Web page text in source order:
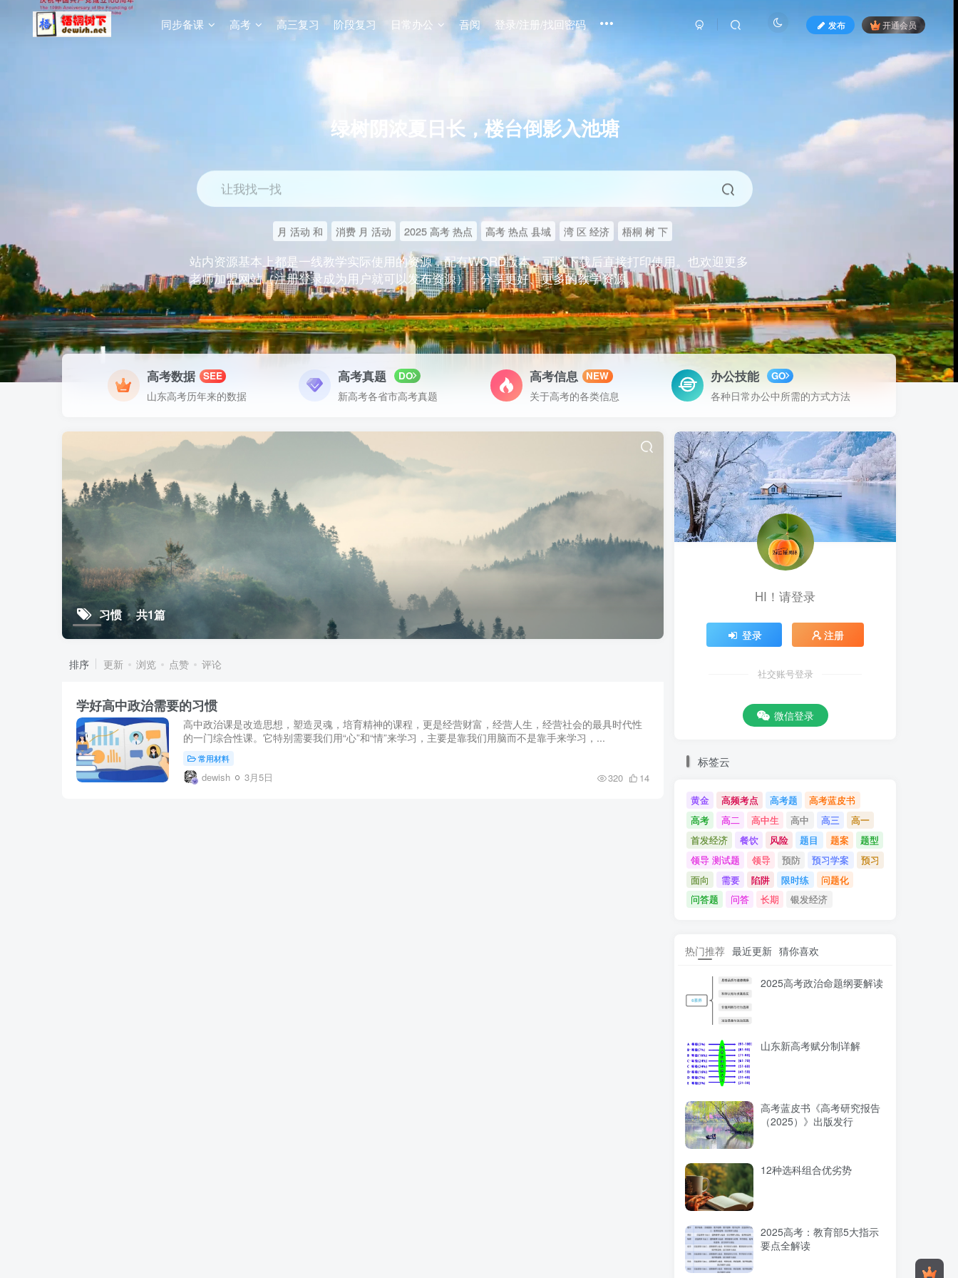
同步备课 高考 高三复习 阶段复习 日常办公 吾阅 登录/注册/找回密码 发布 开通会员
绿树阴浓夏日长，楼台倒影入池塘
让我找一找
月 活动 和 消费 月 活动 2025 高考 热点 高考 热点 县域 湾 区 经济 梧桐 树 下
站内资源基本上都是一线教学实际使用的资源，配有WORD版本，可以下载后直接打印使用。也欢迎更多
老师加盟网站（注册登录成为用户就可以发布资源），分享更好、更多的教学资源。
高考数据 SEE
山东高考历年来的数据
高考真题 DO
新高考各省市高考真题
高考信息 NEW
关于高考的各类信息
办公技能 GO
各种日常办公中所需的方式方法
习惯 共1篇
排序 更新 浏览 点赞 评论
学好高中政治需要的习惯
高中政治课是改造思想，塑造灵魂，培育精神的课程，更是经营财富，经营人生，经营社会的最具时代性
的一门综合性课。它特别需要我们用“心”和“情”来学习，主要是靠我们用脑而不是靠手来学习，...
常用材料
dewish 3月5日 320 14
HI！请登录
登录 注册
社交账号登录
微信登录
标签云
黄金 高频考点 高考题
高考蓝皮书
高考
高二 高中生 高中 高三
高一
首发经济
餐饮 风险 题目 题案
题型
领导 测试题
领导 预防 预习学案
预习
面向
需要 陷阱 限时练
问题化
问答题
问答 长期 银发经济
热门推荐 最近更新 猜你喜欢
2025高考政治命题纲要解读
山东新高考赋分制详解
高考蓝皮书《高考研究报告
（2025）》出版发行
12种选科组合优劣势
2025高考：教育部5大指示
要点全解读